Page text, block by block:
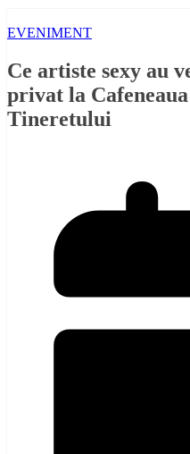
EVENIMENT
Ce artiste sexy au
privat la
Tineretului